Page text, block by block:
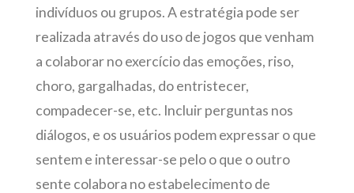
indivíduos ou grupos. A estratégia pode ser
realizada através do uso de jogos que venham
a colaborar no exercício das emoções, riso,
choro, gargalhadas, do entristecer,
compadecer-se, etc. Incluir perguntas nos
diálogos, e os usuários podem expressar o que
sentem e interessar-se pelo o que o outro
sente colabora no estabelecimento de